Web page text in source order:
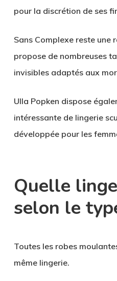
pour la discrétion de ses
Sans Complexereste une
propose de nombreuses
invisibles adaptés aux
Ulla Popken dispose
intéressante de lingerie
développée pour les
Quelle
selon le
Toutes les robes
même lingerie.